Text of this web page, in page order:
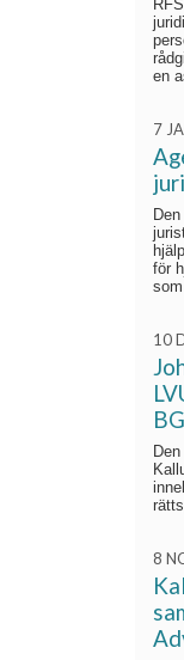
en
7
för
10
8